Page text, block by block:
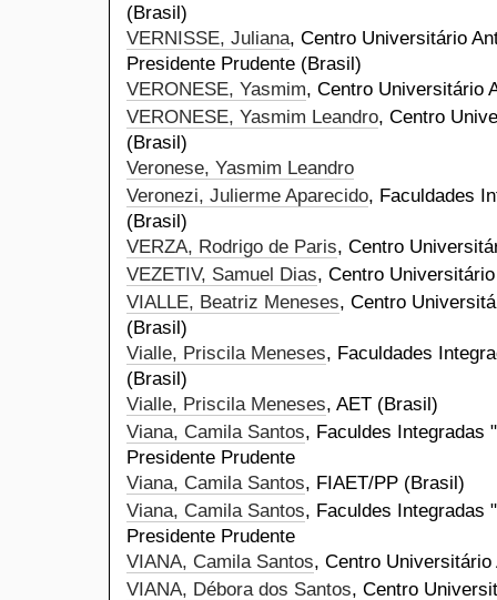
(Brasil)
VERNISSE, Juliana, Centro Universitário
Presidente Prudente (Brasil)
VERONESE, Yasmim, Centro Universitário
VERONESE, Yasmim Leandro, Centro
(Brasil)
Veronese, Yasmim Leandro
Veronezi, Julierme Aparecido, Faculdades
(Brasil)
VERZA, Rodrigo de Paris, Centro
VEZETIV, Samuel Dias, Centro
VIALLE, Beatriz Meneses, Centro
(Brasil)
Vialle, Priscila Meneses, Faculdades
(Brasil)
Vialle, Priscila Meneses, AET (Brasil)
Viana, Camila Santos, Faculdes Integradas
Presidente Prudente
Viana, Camila Santos, FIAET/PP (Brasil)
Viana, Camila Santos, Faculdes Integradas
Presidente Prudente
VIANA, Camila Santos, Centro
VIANA, Débora dos Santos, Centro